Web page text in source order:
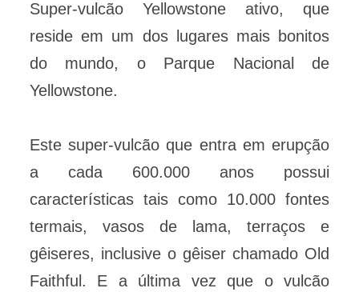
Super-vulcão Yellowstone ativo, que
reside em um dos lugares mais bonitos
do mundo, o Parque Nacional de
Yellowstone.
Este super-vulcão que entra em erupção
a cada 600.000 anos possui
características tais como 10.000 fontes
termais, vasos de lama, terraços e
gêiseres, inclusive o gêiser chamado Old
Faithful. E a última vez que o vulcão